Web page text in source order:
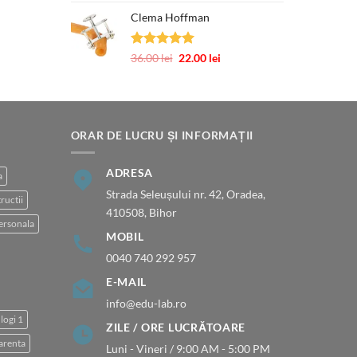
a
fost:
Clema Hoffman
Evaluat la
36.00lei Prețul
fost:
22.00 leiPrețul
22.00 lei.
logi 1
ORAR DE LUCRU ȘI INFORMAȚII
ADRESA
Strada Seleușului nr. 42, Oradea,
410508, Bihor
MOBIL
0040 740 292 957
E-MAIL
info@edu-lab.ro
ZILE / ORE LUCRĂTOARE
Luni - Vineri / 9:00 AM - 5:00 PM